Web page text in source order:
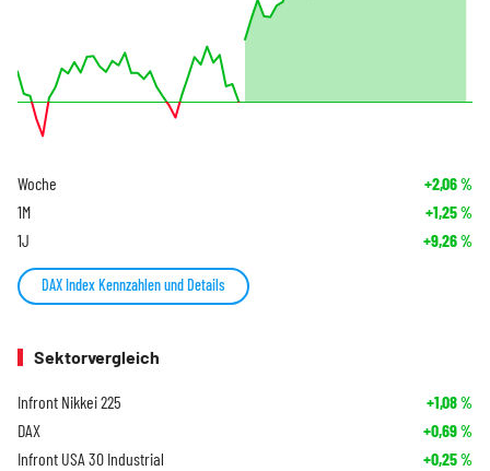
Woche +2,06%
1M +1,25%
1J +9,26%
DAX Index Kennzahlen und Details
Sektorvergleich
Infront Nikkei 225 +1,08%
DAX +0,69%
Infront USA 30 Industrial +0,25%